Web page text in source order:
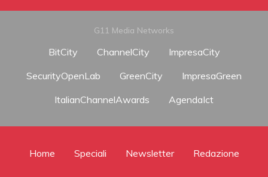
G11 Media Networks
BitCity ChannelCity
ImpresaCity
SecurityOpenLab
GreenCity
ImpresaGreen
ItalianChannelAwards
AgendaIct
Home Speciali Newsletter Redazione